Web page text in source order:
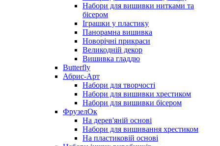
Набори для вишивки нитками та
бісером
Іграшки у пластику
Панорамна вишивка
Новорічні прикраси
Великодній декор
Вишивка гладдю
Butterfly
Абрис-Арт
Набори для творчості
Набори для вишивки хрестиком
Набори для вишивки бісером
ФрузелОк
На дерев'яній основі
Набори для вишивання хрестиком
На пластиковій основі